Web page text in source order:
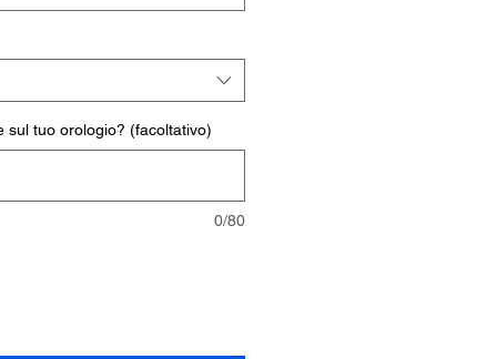
sul tuo orologio? (facoltativo)
0/80